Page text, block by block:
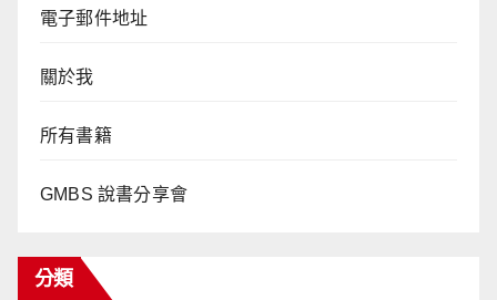
電子郵件地址
關於我
所有書籍
GMBS 說書分享會
分類